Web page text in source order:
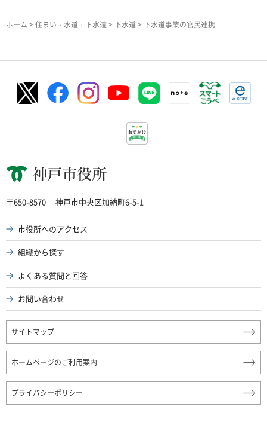
ホーム > 住まい・水道・下水道 > 下水道 > 下水道事業の官民連携
神戸市役所
〒650-8570 神戸市中央区加納町6-5-1
市役所へのアクセス
組織から探す
よくある質問と回答
お問い合わせ
サイトマップ
ホームページのご利用案内
プライバシーポリシー